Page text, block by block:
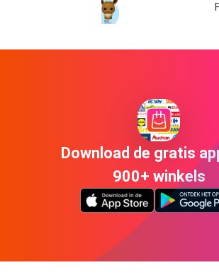
Download de gratis
900+ winkels